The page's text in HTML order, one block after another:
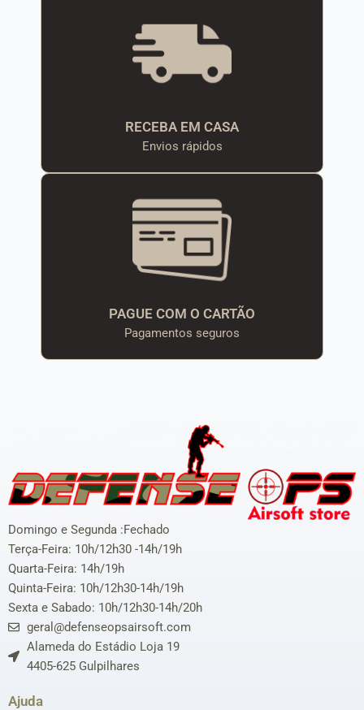
RECEBA EM CASA
Envios rápidos
PAGUE COM O CARTÃO
Pagamentos seguros
Domingo e Segunda :Fechado
Terça-Feira: 10h/12h30 -14h/19h
Quarta-Feira: 14h/19h
Quinta-Feira: 10h/12h30-14h/19h
Sexta e Sabado: 10h/12h30-14h/20h
geral@defenseopsairsoft.com
Alameda do Estádio Loja 19
4405-625 Gulpilhares
Ajuda